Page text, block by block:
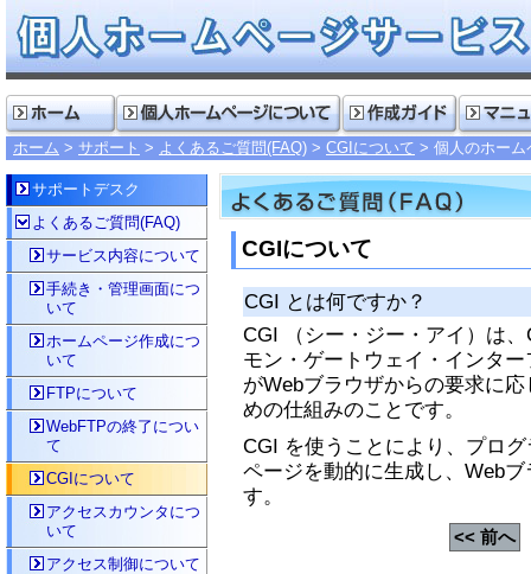
ホーム サポート よくあるご質問(FAQ) CGIについて 個人のホーム
CGIについて
CGI とは何ですか？
CGI （シー・ジー・アイ）は
モン・ゲートウェイ・インタ
がWebブラウザからの要求に
めの仕組みのことです。
CGI を使うことにより、プロ
ページを動的に生成し、Web
す。
<< 前へ
サポートデスク
よくあるご質問(FAQ)
サービス内容について
手続き・管理画面につ
いて
ホームページ作成につ
いて
FTPについて
WebFTPの終了につい
て
CGIについて
アクセスカウンタにつ
いて
アクセス制御について